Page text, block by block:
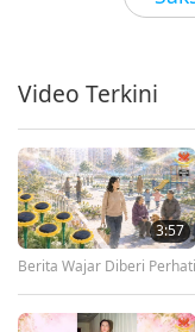
6:38
5:18
Video Terkini
3:57
Berita Wajar Diberi